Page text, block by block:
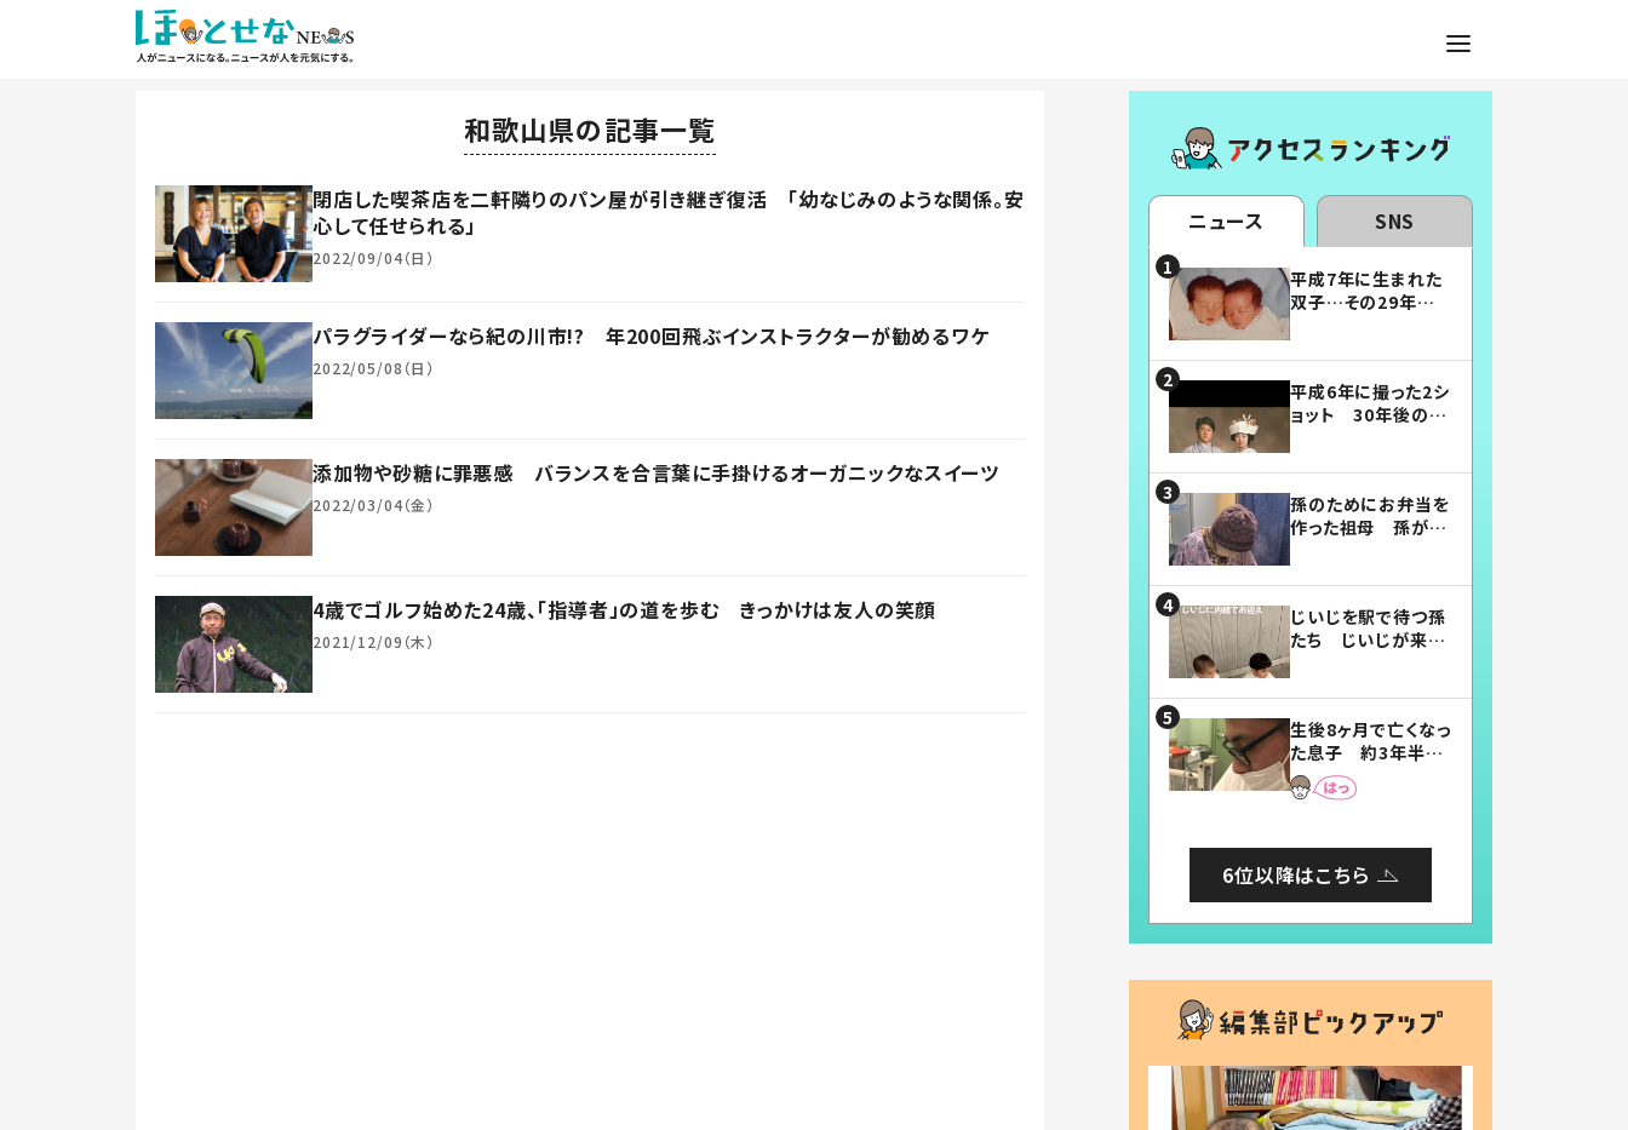
和歌山県の記事一覧
閉店した喫茶店を二軒隣りのパン屋が引き継ぎ復活 「幼なじみのような関係。安
心して任せられる」
2022/09/04（日）
パラグライダーなら紀の川市!? 年200回飛ぶインストラクターが勧めるワケ
2022/05/08（日）
添加物や砂糖に罪悪感 バランスを合言葉に手掛けるオーガニックなスイーツ
2022/03/04（金）
4歳でゴルフ始めた24歳、「指導者」の道を歩む きっかけは友人の笑顔
2021/12/09（木）
ニュース SNS
平成7年に生まれた
双子…その29年後
平成6年に撮った2シ
ョット 30年後の姿
孫のためにお弁当を
作った祖母 孫が絶
じいじを駅で待つ孫
たち じいじが来た
まらない」「幸せにな
れる」
生後8ヶ月で亡くなっ
た息子 約3年半
後、当時の妻の日記
に書いてあった本音
6位以降はこちら